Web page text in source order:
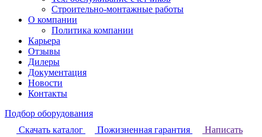
Строительно-монтажные работы
О компании
Политика компании
Карьера
Отзывы
Дилеры
Документация
Новости
Контакты
Подбор оборудования
Скачать каталог
Пожизненная гарантия
Написать